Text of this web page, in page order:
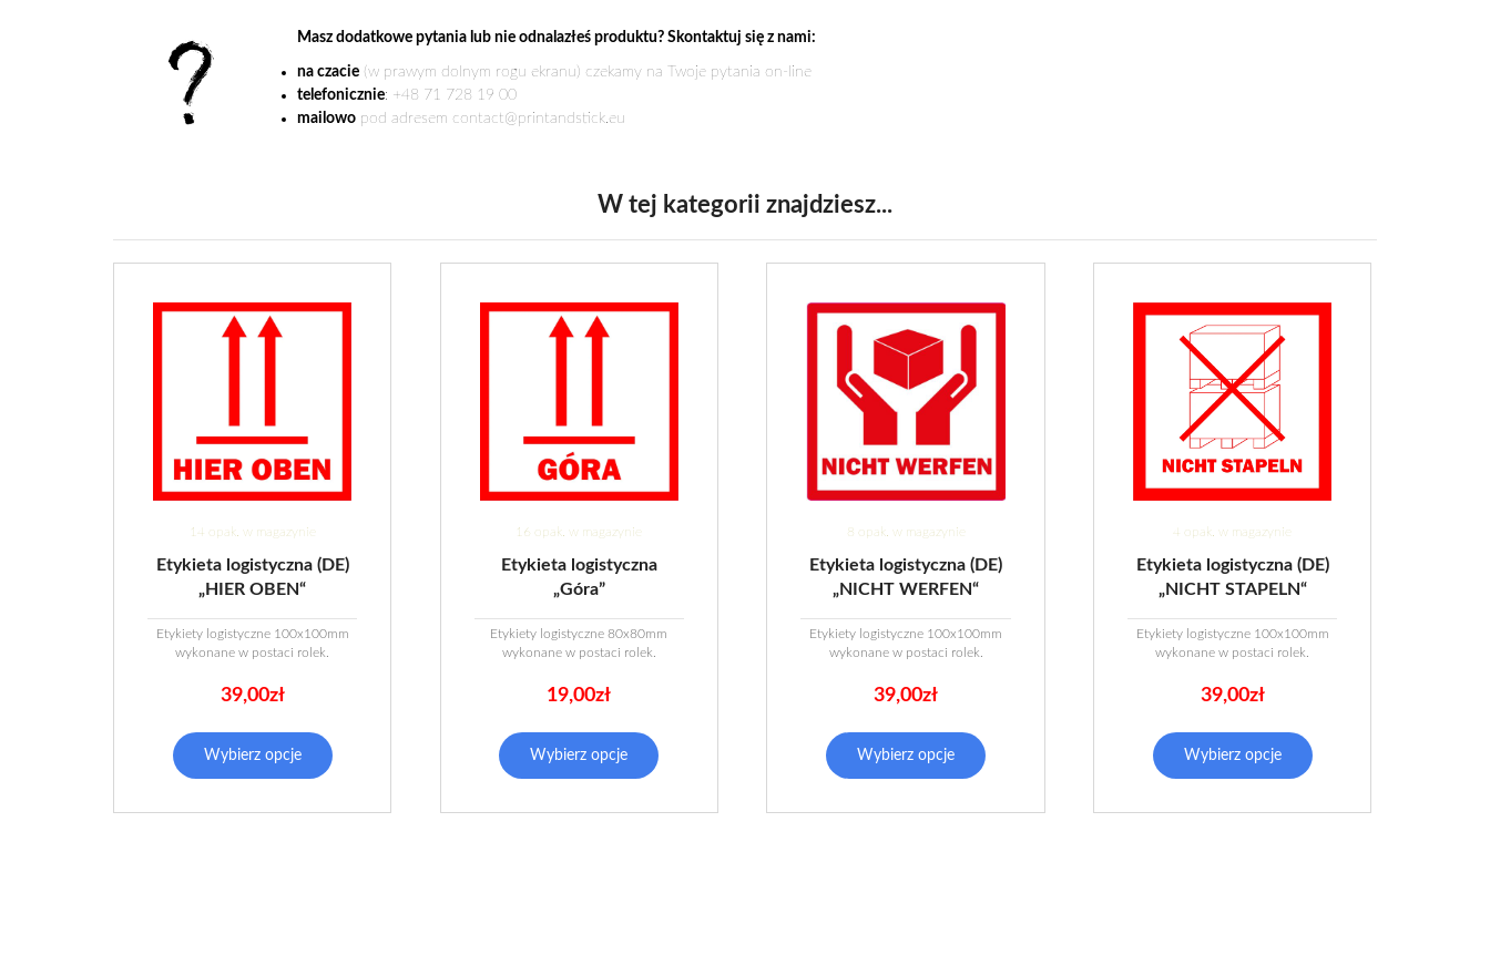
Masz dodatkowe pytania lub nie odnalazłeś produktu? Skontaktuj się z nami:
na czacie (w prawym dolnym rogu ekranu) czekamy na Twoje pytania on-line
telefonicznie: +48 71 728 19 00
mailowo pod adresem contact@printandstick.eu
W tej kategorii znajdziesz...
14 opak. w magazynie
Etykieta logistyczna (DE)
„HIER OBEN“
Etykiety logistyczne 100x100mm
wykonane w postaci rolek.
39,00zł
Wybierz opcje
16 opak. w magazynie
Etykieta logistyczna
„Góra”
Etykiety logistyczne 80x80mm
wykonane w postaci rolek.
19,00zł
Wybierz opcje
8 opak. w magazynie
Etykieta logistyczna (DE)
„NICHT WERFEN“
Etykiety logistyczne 100x100mm
wykonane w postaci rolek.
39,00zł
Wybierz opcje
4 opak. w magazynie
Etykieta logistyczna (DE)
„NICHT STAPELN“
Etykiety logistyczne 100x100mm
wykonane w postaci rolek.
39,00zł
Wybierz opcje